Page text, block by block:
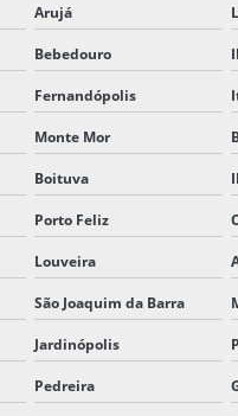
ENTREGA DE CARGA
ENTREGA CARGA
ENTREGA CARGA
FRETE DE CARGA SECA
FRETE E
GUIAS DE
LEVANTAMENTO E
Arujá
Bebedouro
Fernandópolis
Monte Mor
Boituva
Porto Feliz
Louveira
São Joaquim da Barra
Jardinópolis
Pedreira